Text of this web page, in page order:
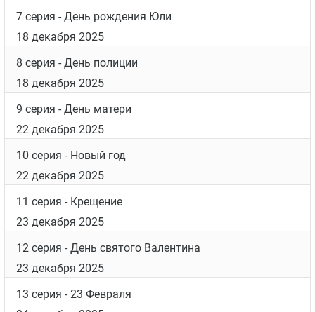
7 серия - День рождения Юли
18 декабря 2025
8 серия - День полиции
18 декабря 2025
9 серия - День матери
22 декабря 2025
10 серия - Новый год
22 декабря 2025
11 серия - Крещение
23 декабря 2025
12 серия - День святого Валентина
23 декабря 2025
13 серия - 23 Февраля